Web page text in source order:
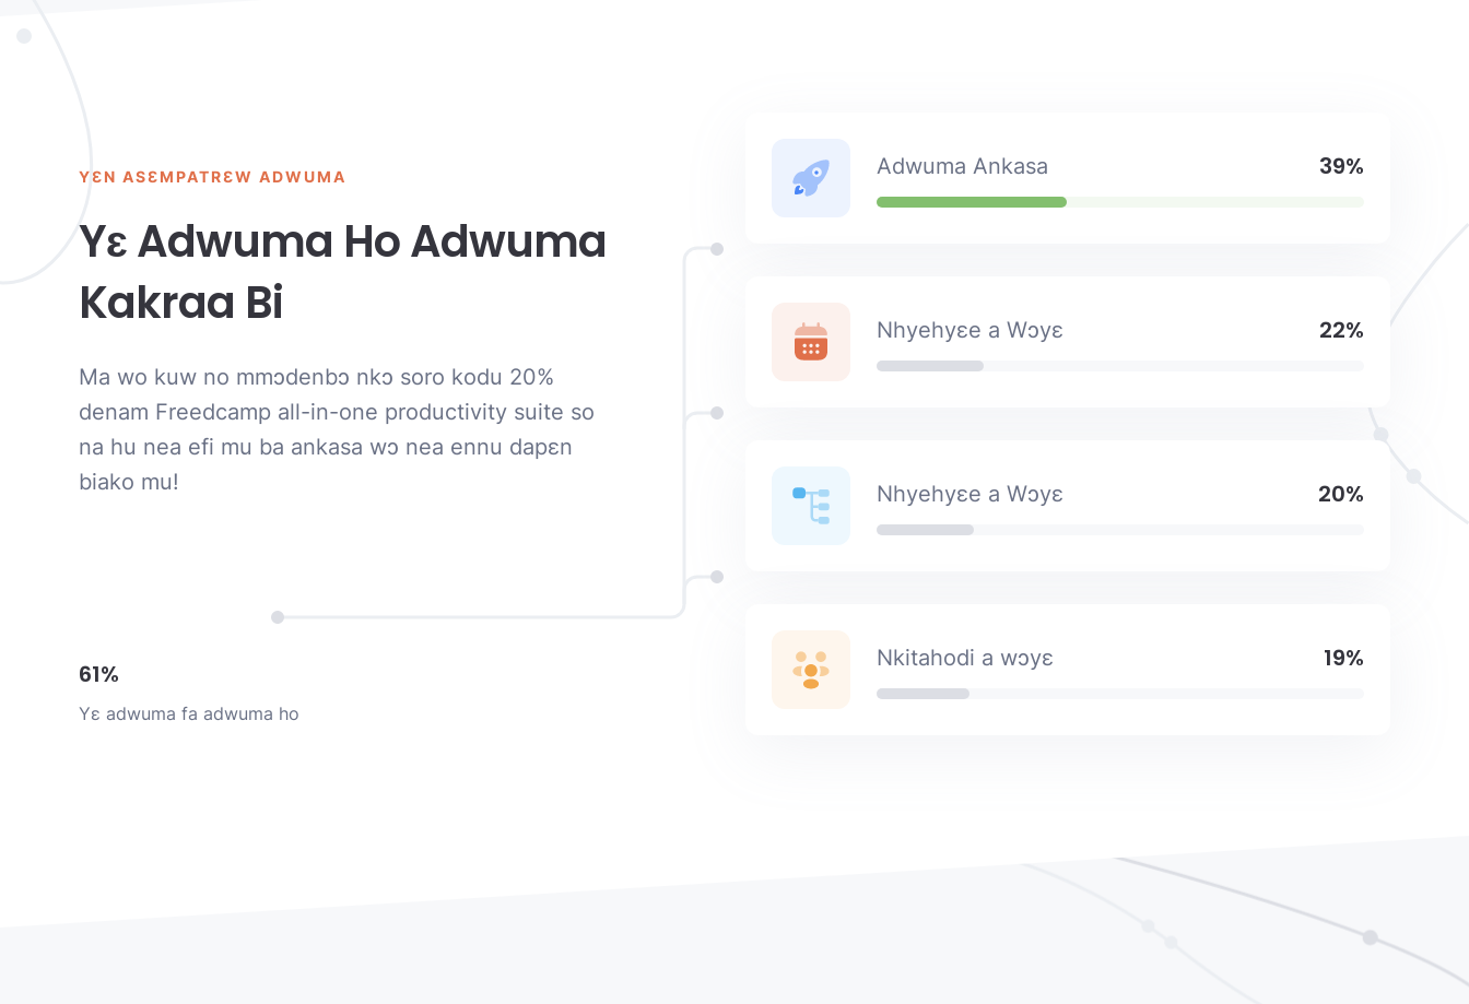
YƐN ASƐMPATRƐW ADWUMA
Yɛ Adwuma Ho Adwuma
Kakraa Bi
Ma wo kuw no mmɔdenbɔ nkɔ soro kodu 20%
denam Freedcamp all-in-one productivity suite so
na hu nea efi mu ba ankasa wɔ nea ennu dapɛn
biako mu!
61%
Yɛ adwuma fa adwuma ho
Adwuma Ankasa 39%
Nhyehyɛe a Wɔyɛ 22%
Nhyehyɛe a Wɔyɛ 20%
Nkitahodi a wɔyɛ 19%